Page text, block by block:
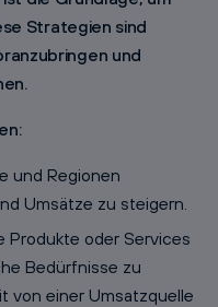
Strategien sind
und
und Regionen
Umsätze zu steigern.
Produkte oder Services
Bedürfnisse zu
von einer Umsatzquelle